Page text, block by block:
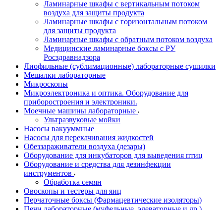
Ламинарные шкафы с вертикальным потоком
воздуха для защиты продукта
Ламинарные шкафы с горизонтальным потоком
для защиты продукта
Ламинарные шкафы с обратным потоком воздуха
Медицинские ламинарные боксы с РУ
Росздравнадзора
Лиофильные (сублимационные) лабораторные сушилки
Мешалки лабораторные
Микроскопы
Микроэлектроника и оптика. Оборудование для
приборостроения и электроники.
Моечные машины лабораторные
Ультразвуковые мойки
Насосы вакууммные
Насосы для перекачивания жидкостей
Обеззараживатели воздуха (дезары)
Оборудование для инкубаторов для выведения птиц
Оборудование и средства для дезинфекции
инструментов
Обработка семян
Овоскопы и тестеры для яиц
Перчаточные боксы (Фармацевтические изоляторы)